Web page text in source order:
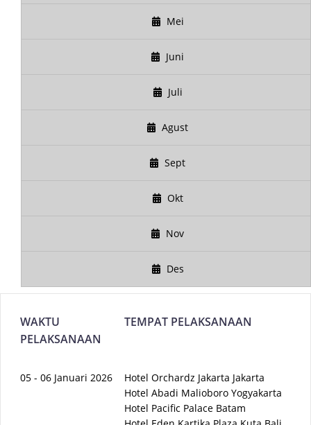
Mei
Juni
Juli
Agust
Sept
Okt
Nov
Des
WAKTU
PELAKSANAAN
TEMPAT PELAKSANAAN
05 - 06 Januari 2026
Hotel Orchardz Jakarta Jakarta
Hotel Abadi Malioboro Yogyakarta
Hotel Pacific Palace Batam